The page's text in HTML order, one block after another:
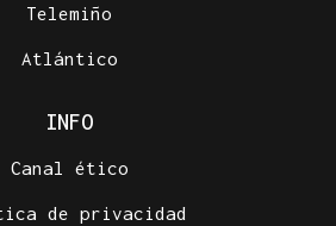
Telemiño
Atlántico
INFO
Canal ético
de privacidad